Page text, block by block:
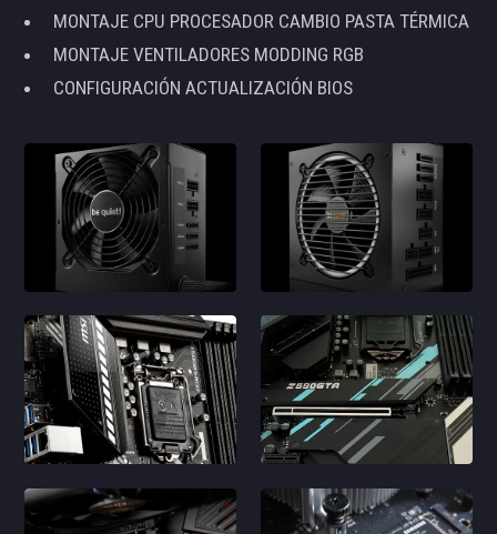
MONTAJE CPU PROCESADOR CAMBIO PASTA TÉRMICA
MONTAJE VENTILADORES MODDING RGB
CONFIGURACIÓN ACTUALIZACIÓN BIOS